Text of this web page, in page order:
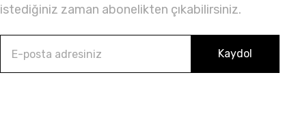
istediğiniz zaman abonelikten çıkabilirsiniz.
Kaydol